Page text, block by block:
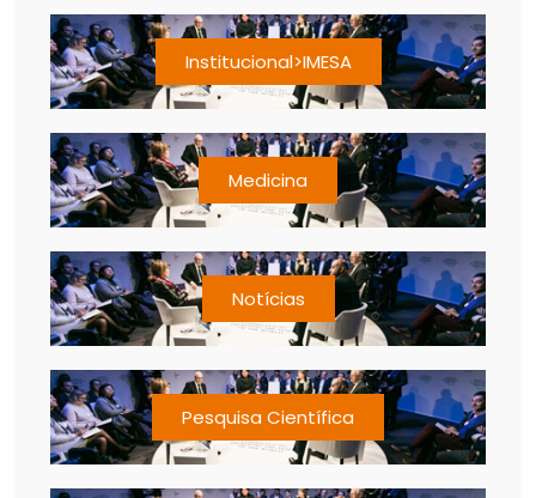
Institucional>IMESA
Medicina
Notícias
Pesquisa Científica